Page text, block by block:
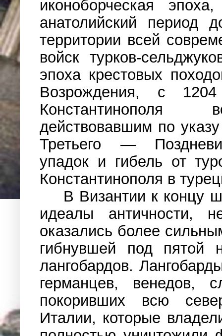
иконоборческая
анатолийский период
территории всей
войск турков-
эпоха крестовых
Возрождения, с
Константинополя
действовавшим по
Третьего —
упадок и гибель от
Константинополя в
В Византии к концу
идеалы античности,
оказались более
гибнувшей под пятой
лангобардов.
германцев, венедов,
покоривших всю
Италии, которые